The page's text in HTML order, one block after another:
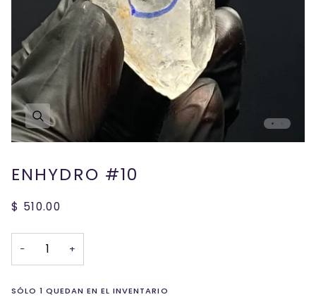
ENHYDRO #10
$ 510.00
− +
SÓLO1 QUEDAN EN EL INVENTARIO